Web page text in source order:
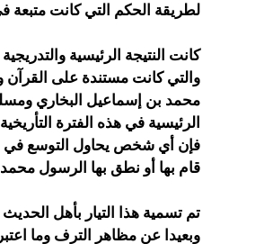
لطريقة الحكم التي كانت متبعة
كانت النتيجة الرئيسية
والتي كانت مستندة على القرآن
محمد بن إسماعيل البخاري
الرئيسية في هذه الفترة
فإن أي شخص يحاول التوسع في
قام بها أو نطق بها الرسول
تم تسمية هذا التيار بأهل
وبعيدا عن مظاهر الترف وما